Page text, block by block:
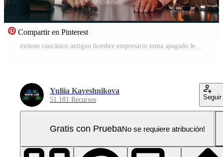
Compartir en Pinterest
exitoso caucásico antiguo hombre empresario toma apagado lentes ondulación mano invitación Bienvenido unirse sonriente negocio mayor masculino mayor vocación gesto llamando jefe Acercarse hora gerente director alquiler oficina Vídeo Pro
Yuliia Kaveshnikova
51.181 Recursos Seguir
Gratis con PruebaNo se requiere atribución!